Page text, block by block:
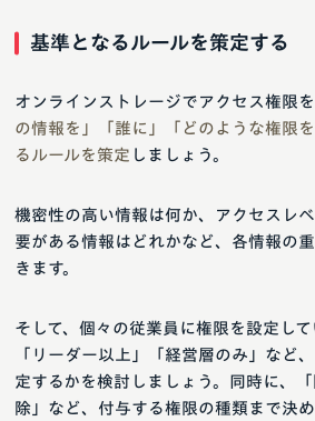
基準となるルールを策定する
オンラインストレージでアクセス権限
の情報を」「誰に」「どのような権限
るルールを策定 しましょう。
機密性の高い情報は何か、アクセスレ
要がある情報はどれかなど、各情報の
きます。
そして、個々の従業員に権限を設定し
「リーダー以上」「経営層のみ」など
定するかを検討しましょう。同時に、
除」など、付与する権限の種類まで決